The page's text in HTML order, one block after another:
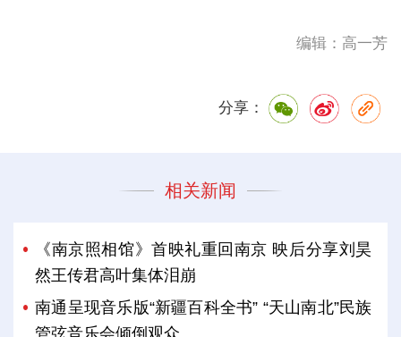
编辑：高一芳
分享：
相关新闻
《南京照相馆》首映礼重回南京 映后分享刘昊
然王传君高叶集体泪崩
南通呈现音乐版“新疆百科全书” “天山南北”民族